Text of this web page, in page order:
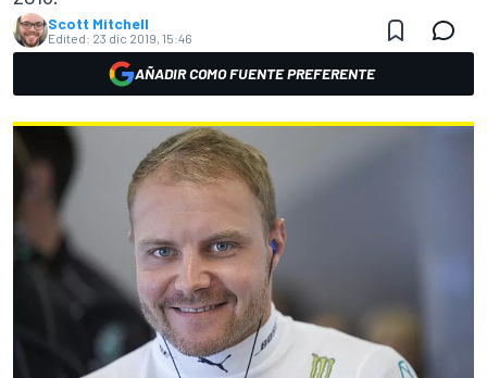
Scott Mitchell
Edited: 23 dic 2019, 15:46
AÑADIR COMO FUENTE PREFERENTE